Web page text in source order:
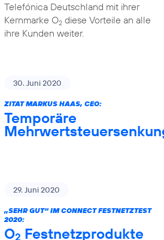
Telefónica Deutschland mit ihrer
Kernmarke O2diese Vorteile an alle
ihre Kunden weiter.
30. Juni 2020
ZITAT MARKUS HAAS, CEO:
Temporäre
29. Juni 2020
„SEHR GUT“ IM CONNECT FESTNETZTEST
2020:
O2 Festnetzprodukte